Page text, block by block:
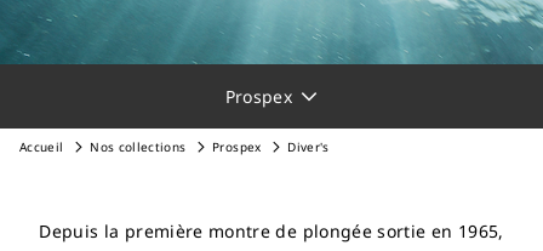
Prospex
Accueil Nos collections Prospex Diver's
Depuis la première montre de plongée sortie en 1965,